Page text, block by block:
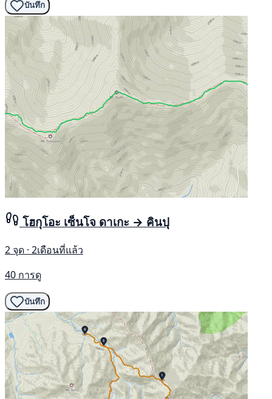
บันทึก
โฮกุโอะ เซ็นโจ ดาเกะ → คินปุ
2 จุด · 2เดือนที่แล้ว
40 การดู
บันทึก